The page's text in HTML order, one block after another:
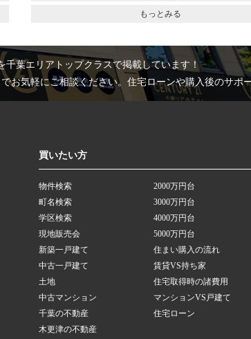
もっとみる
千葉エリアトップクラスで掲載しています！
お気軽にご相談ください。住宅ローンや購入後のサポ
買いたい方
物件検索
町名検索
学区検索
現地販売会
新築一戸建て
中古一戸建て
土地
中古マンション
千葉の不動産
木更津の不動産
2000万円台
3000万円台
4000万円台
5000万円台
住まい購入の流れ
賃貸VS持ち家
住宅取得時の諸費用
マンションVS戸建て
住宅ローン